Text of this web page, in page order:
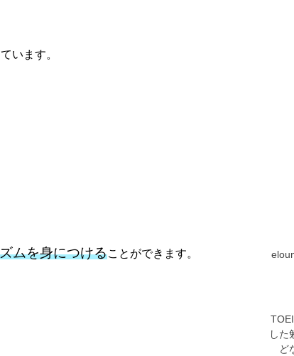
います。
ムを身につけることができます。
した
ど